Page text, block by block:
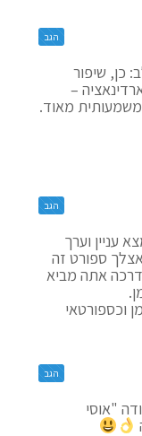
כן, שיפור
–
מאוד.
הגב
עניין וערך
ספורט זה
אתה מביא
וכספורטאי
הגב
"אוסי
הגב